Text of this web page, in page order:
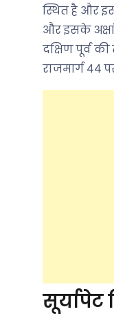
स्थित है और
और इसके
दक्षिण पूर्व
राजमार्ग ४४